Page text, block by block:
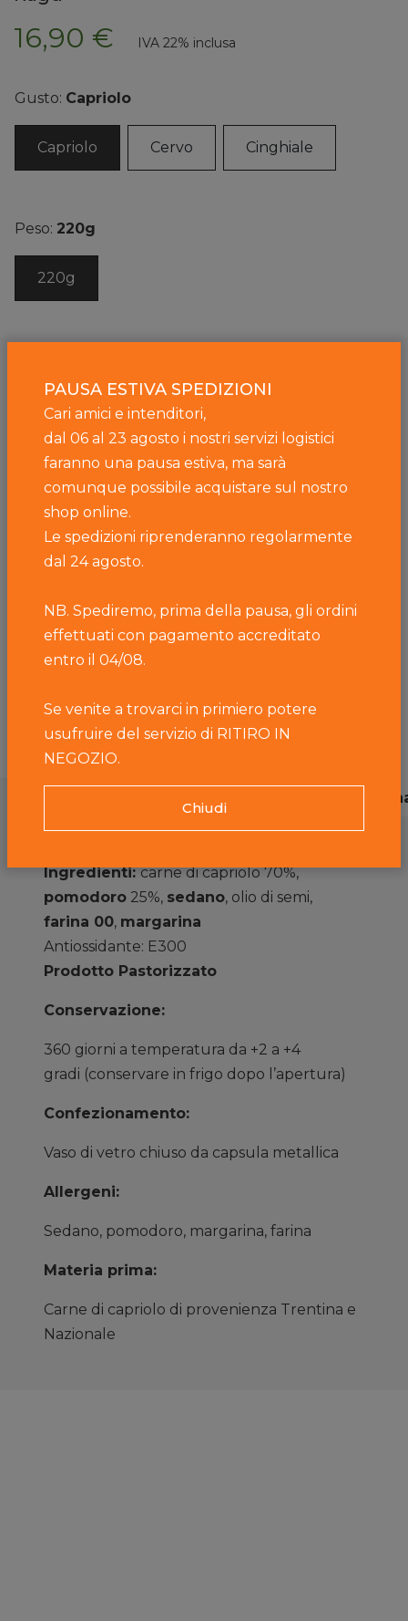
16,90 € IVA 22% inclusa
Gusto: Capriolo
Capriolo Cervo Cinghiale
Peso: 220g
220g
Aggiungi
Ragù di capriolo- barattolo da 240 gr
Prodotto dalla Macelleria Famiglia Bonelli con solo
selvaggina trentina certificata, è ottimo con pappardelle o
spaghetti.
La Famiglia Bonelli crede che, sia necessario puntare sulla
creatività e sul far incontrare antiche ricette e proposte
Tra i principali obiettivi dell'azienda ci sono la
valorizzazione dei prodotti locali e la collaborazione con altri
reciprocamente verso una produzione a Km 0.
Valori
Ingredienti:carne di capriolo 70%,
pomodoro 25%, sedano, olio di semi,
farina 00, margarina
Antiossidante: E300
Prodotto Pastorizzato
Conservazione:
360 giorni a temperatura da +2 a +4
gradi (conservare in frigo dopo l’apertura)
Confezionamento:
Vaso di vetro chiuso da capsula metallica
Allergeni:
Sedano, pomodoro, margarina, farina
Materia prima:
Carne di capriolo di provenienza Trentina e
Nazionale
PAUSA ESTIVA SPEDIZIONI
Cari amici e intenditori,
dal 06 al 23 agosto i nostri servizi logistici
faranno una pausa estiva, ma sarà
comunque possibile acquistare sul nostro
shop online.
Le spedizioni riprenderanno regolarmente
dal 24 agosto.
NB. Spediremo, prima della pausa, gli ordini
effettuati con pagamento accreditato
entro il 04/08.
Se venite a trovarci in primiero potere
usufruire del servizio di RITIRO IN
NEGOZIO.
Chiudi